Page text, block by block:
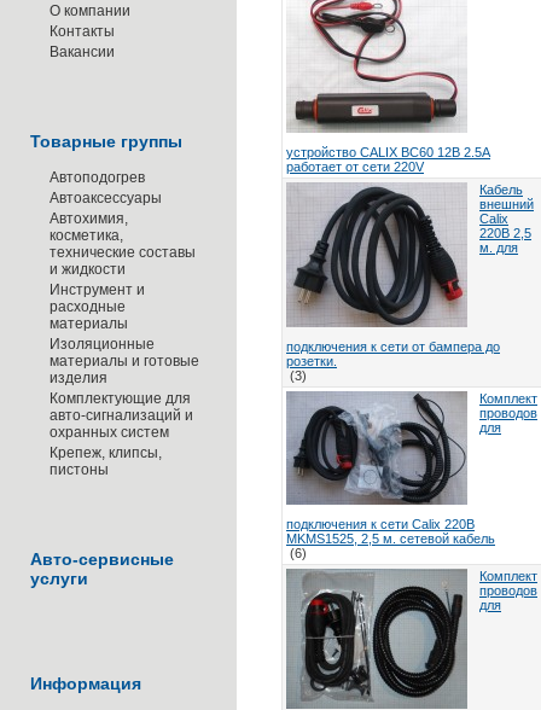
О компании
Контакты
Вакансии
Товарные группы
Автоподогрев
Автоаксессуары
Автохимия,
косметика,
технические составы
и жидкости
Инструмент и
расходные
материалы
Изоляционные
материалы и готовые
изделия
Комплектующие для
авто-сигнализаций и
охранных систем
Крепеж, клипсы,
пистоны
Авто-сервисные
услуги
Информация
устройство CALIX BC60 12В 2.5А
работает от сети 220V
Кабель
внешний
Calix
220В 2,5
м. для
подключения к сети от бампера до
розетки.
(3)
Комплект
проводов
для
подключения к сети Calix 220В
MKMS1525, 2,5 м. сетевой кабель
(6)
Комплект
проводов
для